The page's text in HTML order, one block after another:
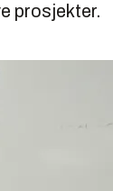
prosjekter.